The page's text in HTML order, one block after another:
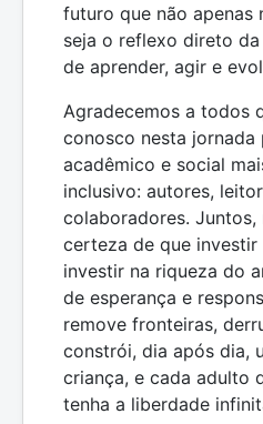
futuro que não apenas
seja o reflexo direto
de aprender, agir e
Agradecemos a todos
conosco nesta jornada
acadêmico e social
inclusivo: autores,
colaboradores. Juntos,
certeza de que investir
investir na riqueza do
de esperança e
remove fronteiras,
constrói, dia após dia,
criança, e cada adulto
tenha a liberdade